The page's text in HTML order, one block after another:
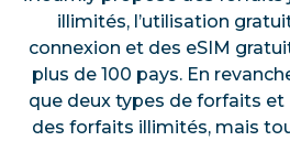
illimités, l’utilisation
connexion et des eSIM
plus de 100 pays. En
que deux types de forfaits
des forfaits illimités, mais